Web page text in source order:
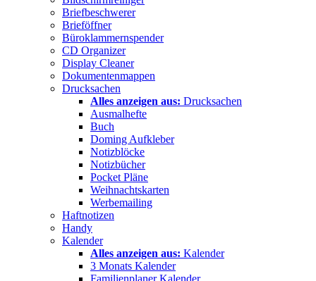
Briefbeschwerer
Brieföffner
Büroklammernspender
CD Organizer
Display Cleaner
Dokumentenmappen
Drucksachen
Alles anzeigen aus: Drucksachen
Ausmalhefte
Buch
Doming Aufkleber
Notizblöcke
Notizbücher
Pocket Pläne
Weihnachtskarten
Werbemailing
Haftnotizen
Handy
Kalender
Alles anzeigen aus: Kalender
3 Monats Kalender
Familienplaner Kalender